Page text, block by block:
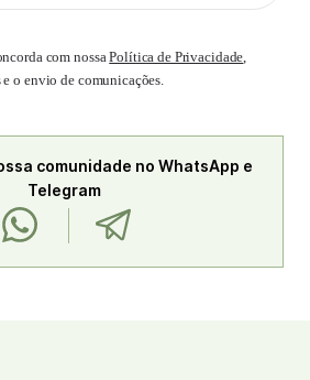
com nossaPolítica de Privacidade,
o envio de comunicações.
comunidade no WhatsApp e
Telegram